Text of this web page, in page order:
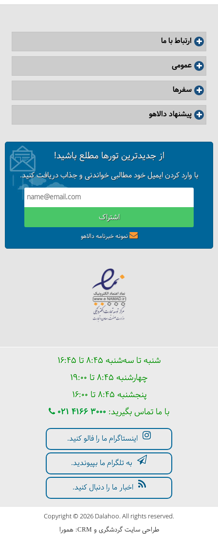
ارتباط با ما
عمومی
سفرها
پیشنهاد دالاهو
از جدیدترین تورها مطلع باشید!
با وارد کردن ایمیل خود مطالبی خواندنی و جذاب دریافت کنید.
اشتراک
نمونه خبرنامه دالاهو
شنبه تا سه‌شنبه ۸:۴۵ تا ۱۶:۴۵
چهارشنبه ۸:۴۵ تا ۱۹:۰۰
پنجشنبه ۸:۴۵ تا ۱۶:۰۰
با ما تماس بگیرید: 021 4166 3000
اینستاگرام ما را فالو کنید.
به تلگرام ما بپیوندید.
اخبار ما را دنبال کنید.
Copyright © 2026 Dalahoo. All rights reserved.
طراحی سایت گردشگری و CRM
:همورا